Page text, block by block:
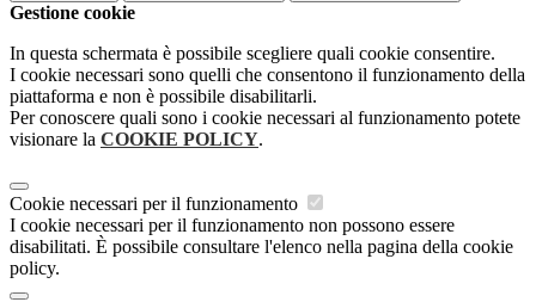
Gestione cookie
In questa schermata è possibile scegliere quali cookie consentire.
I cookie necessari sono quelli che consentono il funzionamento della
piattaforma e non è possibile disabilitarli.
Per conoscere quali sono i cookie necessari al funzionamento potete
visionare la COOKIE POLICY.
Cookie necessari per il funzionamento
I cookie necessari per il funzionamento non possono essere
disabilitati. È possibile consultare l'elenco nella pagina della cookie
policy.